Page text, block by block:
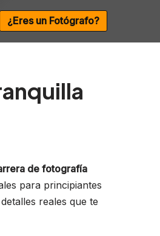
¿Eres un Fotógrafo?
de fotografía
para principiantes
reales que te